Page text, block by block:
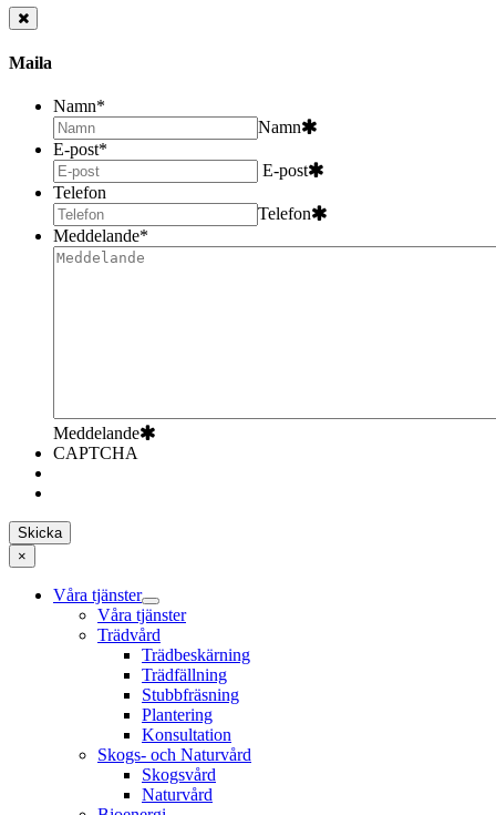
Maila
Namn*
Namn
E-post*
E-post
Telefon
Telefon
Meddelande*
Meddelande
CAPTCHA
×
Våra tjänster
Våra tjänster
Trädvård
Trädbeskärning
Trädfällning
Stubbfräsning
Plantering
Konsultation
Skogs- och Naturvård
Skogsvård
Naturvård